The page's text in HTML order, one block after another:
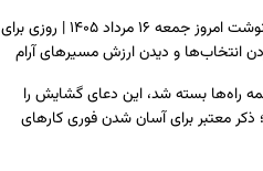
فال سرنوشت امروز جمعه ۱۶ مرداد ۱۴۰۵ | روزی برای
انتخاب‌ها و دیدن ارزش مسیرهای آرام
راه‌ها بسته شد، این دعای گشایش را
ذکر معتبر برای آسان شدن فوری کارهای